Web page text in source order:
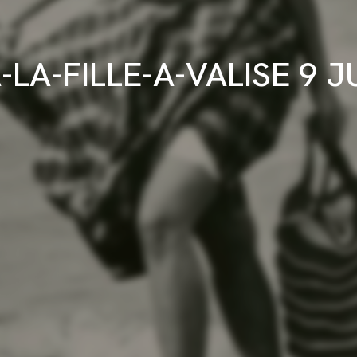
LA-FILLE-A-VALISE 9